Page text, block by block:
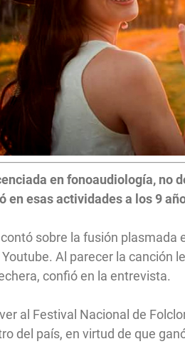
en fonoaudiología, no
en esas actividades a los 9
sobre la fusión plasmada
Al parecer la canción
confió en la entrevista.
al Festival Nacional de
del país, en virtud de que